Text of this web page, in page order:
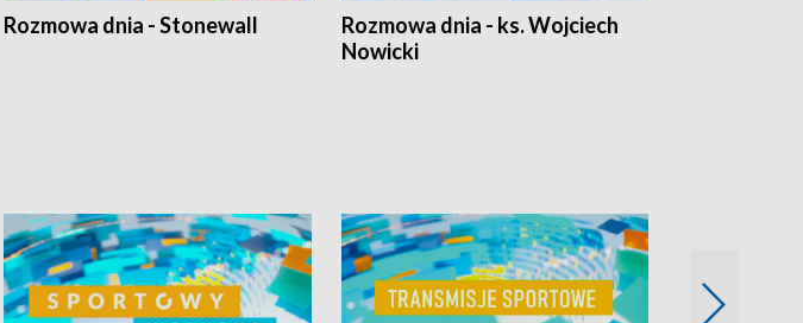
Rozmowa dnia - Stonewall
Rozmowa dnia - ks. Wojciech
Nowicki